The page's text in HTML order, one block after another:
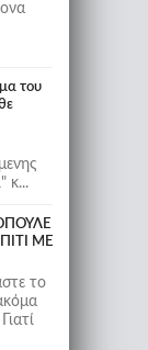
του
κ...
ΜΕ
το